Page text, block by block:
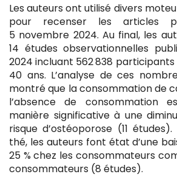
Les auteurs ont utilisé divers
pour recenser les articles
5 novembre 2024. Au final, les
14 études observationnelles
2024 incluant 562 838 participants
40 ans. L’analyse de ces
montré que la consommation de
l’absence de consommation
manière significative à une
risque d’ostéoporose (11
thé, les auteurs font état d’une
25 % chez les consommateurs
consommateurs (8 études).